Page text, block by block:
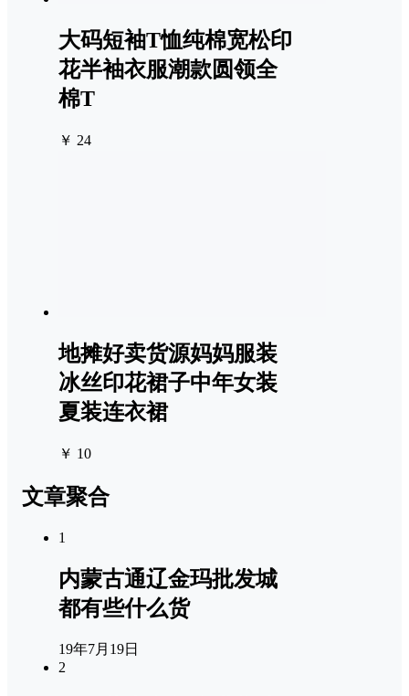
大码短袖T恤纯棉宽松印
花半袖衣服潮款圆领全
棉T
￥ 24
地摊好卖货源妈妈服装
冰丝印花裙子中年女装
夏装连衣裙
￥ 10
文章聚合
1
内蒙古通辽金玛批发城
都有些什么货
19年7月19日
2